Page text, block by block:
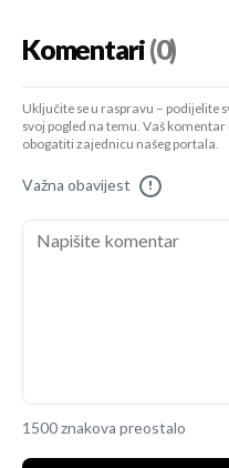
Komentari(0)
Uključite se u raspravu – podijelite
svoj pogled na temu. Vaš
obogatiti zajednicu našeg portala.
Važna obavijest !
1500 znakova preostalo